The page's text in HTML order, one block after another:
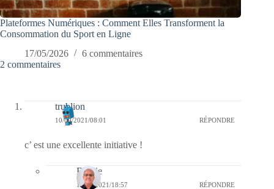
Plateformes Numériques : Comment Elles Transforment la
Consommation du Sport en Ligne
17/05/2026
6 commentaires
2 commentaires
trublion
10/09/2021/08:01 RÉPONDRE
c’ est une excellente initiative !
Bernie
10/09/2021/18:57 RÉPONDRE